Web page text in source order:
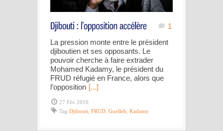
1
La pression monte entre le président
djiboutien et ses opposants. Le
pouvoir cherche à faire extrader
Mohamed Kadamy, le président du
FRUD réfugié en France, alors que
l’opposition [...]
27 Fév 2019
Tag Djibouti FRUD Guelleh Kadamy